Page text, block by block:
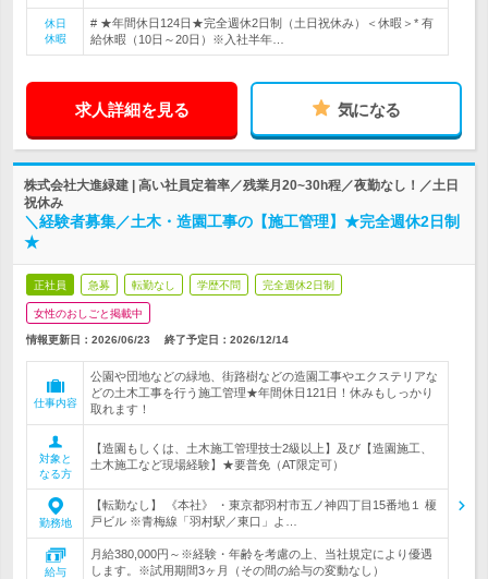
休日
休暇
# ★年間休日124日★完全週休2日制（土日祝休み）＜休暇＞* 有
給休暇（10日～20日）※入社半年…
求人詳細を見る 気になる
株式会社大進緑建 | 高い社員定着率／残業月20~30h程／夜勤なし！／土日
祝休み
＼経験者募集／土木・造園工事の【施工管理】★完全週休2日制
★
正社員 急募 転勤なし 学歴不問 完全週休2日制
女性のおしごと掲載中
情報更新日：2026/06/23 終了予定日： 2026/12/14
仕事内容
公園や団地などの緑地、街路樹などの造園工事やエクステリアな
どの土木工事を行う施工管理★年間休日121日！休みもしっかり
取れます！
対象と
なる方
【造園もしくは、土木施工管理技士2級以上】及び【造園施工、
土木施工など現場経験】★要普免（AT限定可）
勤務地
【転勤なし】 《本社》 ・東京都羽村市五ノ神四丁目15番地１ 榎
戸ビル ※青梅線「羽村駅／東口」よ…
給与
月給380,000円～※経験・年齢を考慮の上、当社規定により優遇
します。※試用期間3ヶ月（その間の給与の変動なし）